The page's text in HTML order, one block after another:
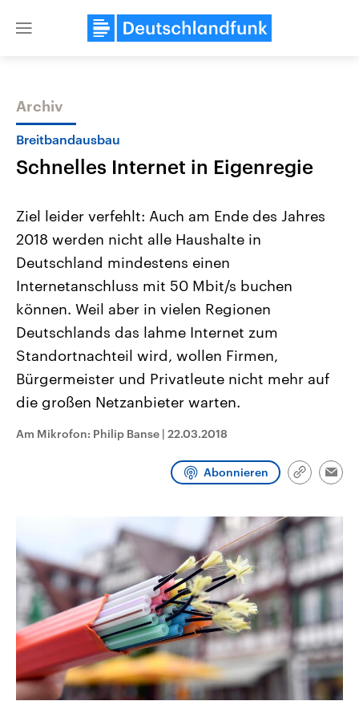
Close
Themen
Landtagswahl Sachsen-Anhalt
2026
Alle Informationen
Sachsen-Anhalt wählt am 6.
September 2026 einen neuen
Bundesland von einer Koalition aus
Umfragen, Prognosen,
Wahlprogramme, aktuelle Berichte
und Hintergründe zu den Parteien
Wahl.
USA
Aktuelle Beiträge,
Hintergründe
Wirtschaftlich und
gehören die Vereinigten
mit großem Einfluss auf
Sendungen Programm Podcasts
Archiv
Breitbandausbau
Schnelles Internet in Eigenregie
Ziel leider verfehlt: Auch am Ende des Jahres
2018 werden nicht alle Haushalte in
Deutschland mindestens einen
Internetanschluss mit 50 Mbit/s buchen
können. Weil aber in vielen Regionen
Deutschlands das lahme Internet zum
Standortnachteil wird, wollen Firmen,
Bürgermeister und Privatleute nicht mehr auf
die großen Netzanbieter warten.
Am Mikrofon: Philip Banse | 22.03.2018
Abonnieren
Link